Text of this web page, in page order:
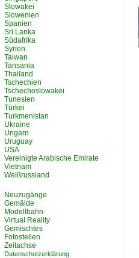
Slowakei
Slowenien
Spanien
Sri Lanka
Südafrika
Syrien
Taiwan
Tansania
Thailand
Tschechien
Tschechoslowakei
Tunesien
Türkei
Turkmenistan
Ukraine
Ungarn
Uruguay
USA
Vereinigte Arabische Emirate
Vietnam
Weißrussland
Neuzugänge
Gemälde
Modellbahn
Virtual Reality
Gemischtes
Fotostellen
Zeitachse
Datenschutzerklärung